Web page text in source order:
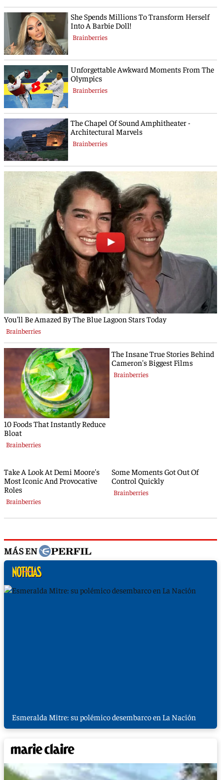
MÁS EN
Esmeralda Mitre: su polémico desembarco en La Nación